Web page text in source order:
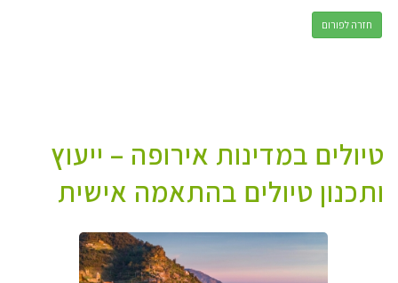
חזרה לפורום
טיולים במדינות אירופה – ייעוץ
ותכנון טיולים בהתאמה אישית